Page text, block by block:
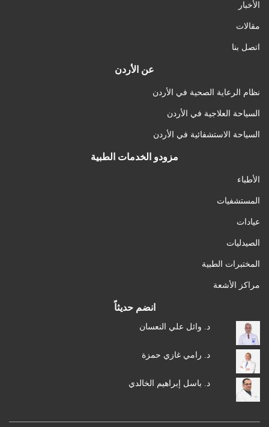
الأخبار
مقالات
اتصل بنا
عن الأردن
نظام الرعاية الصحية في الأردن
السياحة العلاجية في الأردن
السياحة الاستشفائية في الأردن
مزودو الخدمات الطبية
الأطباء
المستشفيات
عيادات
الصيدليات
المختبرات الطبية
مراكز الأشعة
انضم حديثاً
د. وائل علي النعسان
د. رامي غازي حمزة
د. باسل إبراهيم الخالدي